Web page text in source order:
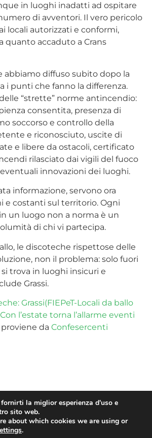
in luoghi inadatti ad ospitare
di avventori. Il vero pericolo
locali autorizzati e conformi,
quanto accaduto a Crans
abbiamo diffuso subito dopo la
i punti che fanno la differenza.
“strette” norme antincendio:
consentita, presenza di
soccorso e controllo della
e riconosciuto, uscite di
e libere da ostacoli, certificato
rilasciato dai vigili del fuoco
innovazioni dei luoghi.
informazione, servono ora
e costanti sul territorio. Ogni
un luogo non a norma è un
di chi vi partecipa.
le discoteche rispettose delle
non il problema: solo fuori
trova in luoghi insicuri e
Grassi.
Grassi(FIEPeT-Locali da ballo
l’estate torna l’allarme eventi
da Confesercenti
la miglior esperienza d'uso e
sito web.
about which cookies we are using or
.